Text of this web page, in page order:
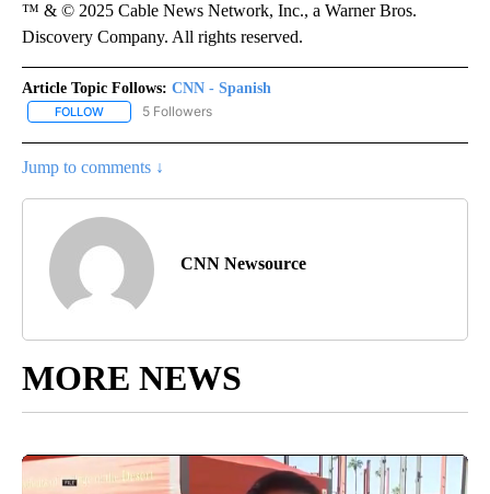
™ & © 2025 Cable News Network, Inc., a Warner Bros.
Discovery Company. All rights reserved.
Article Topic Follows: CNN - Spanish
FOLLOW FOLLOW "CNN - SPANISH" TO RECEIVE NOTIFICATIONS ABOUT
5 Followers
Jump to comments ↓
CNN Newsource
MORE NEWS